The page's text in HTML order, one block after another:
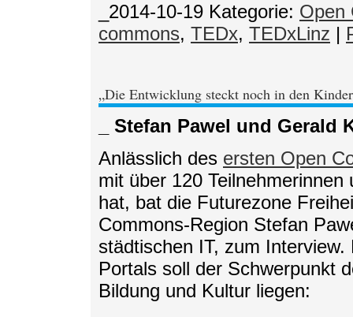
_2014-10-19 Kategorie: Open
commons, TEDx, TEDxLinz |
„Die Entwicklung steckt noch in den
_ Stefan Pawel und
Anlässlich des ersten Open
mit über 120
hat, bat die Futurezone
Commons-Region Stefan
städtischen IT, zum
Portals soll der Schwerpunkt
Bildung und Kultur liegen: